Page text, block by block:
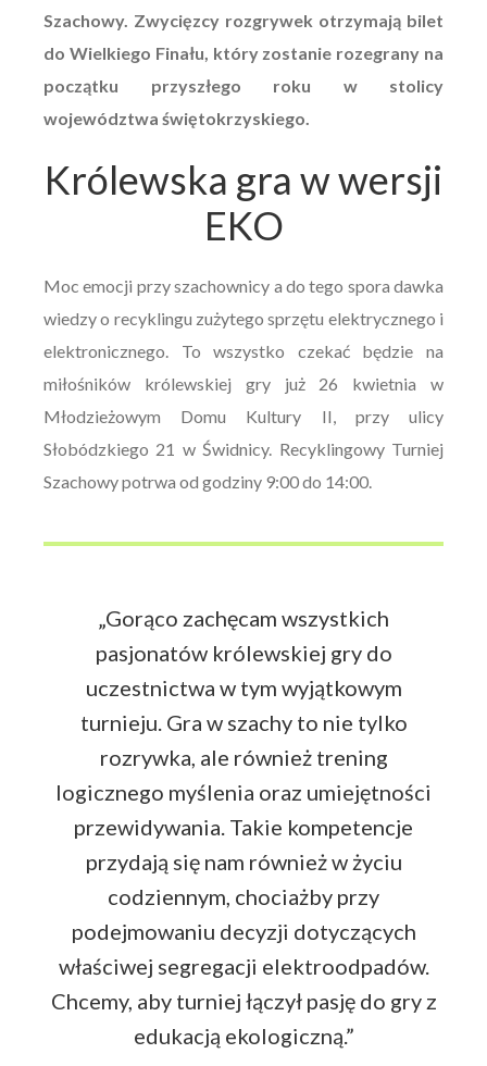
Szachowy. Zwycięzcy rozgrywek otrzymają bilet
do Wielkiego Finału, który zostanie rozegrany na
początku przyszłego roku w stolicy
województwa świętokrzyskiego.
Królewska gra w wersji
EKO
Moc emocji przy szachownicy a do tego spora dawka
wiedzy o recyklingu zużytego sprzętu elektrycznego i
elektronicznego. To wszystko czekać będzie na
miłośników królewskiej gry już 26 kwietnia w
Młodzieżowym Domu Kultury II, przy ulicy
Słobódzkiego 21 w Świdnicy. Recyklingowy Turniej
Szachowy potrwa od godziny 9:00 do 14:00.
„Gorąco zachęcam wszystkich
pasjonatów królewskiej gry do
uczestnictwa w tym wyjątkowym
turnieju. Gra w szachy to nie tylko
rozrywka, ale również trening
logicznego myślenia oraz umiejętności
przewidywania. Takie kompetencje
przydają się nam również w życiu
codziennym, chociażby przy
podejmowaniu decyzji dotyczących
właściwej segregacji elektroodpadów.
Chcemy, aby turniej łączył pasję do gry z
edukacją ekologiczną.”